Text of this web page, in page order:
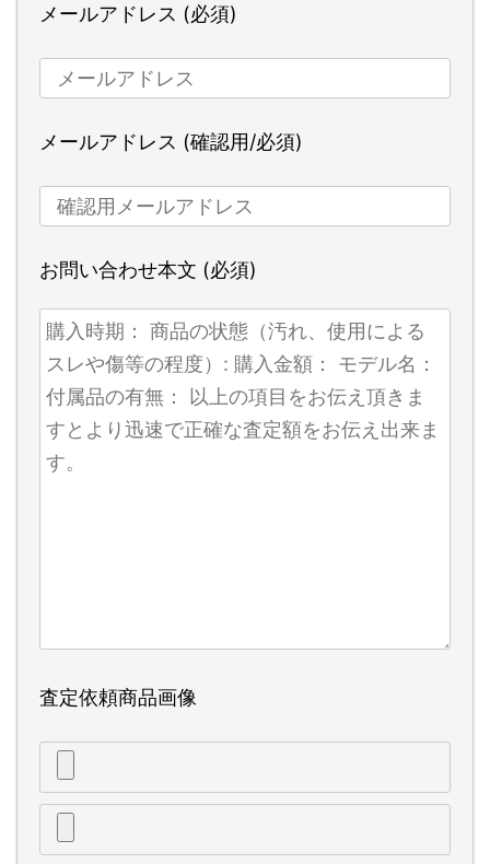
メールアドレス (必須)
メールアドレス (確認用/必須)
お問い合わせ本文 (必須)
査定依頼商品画像